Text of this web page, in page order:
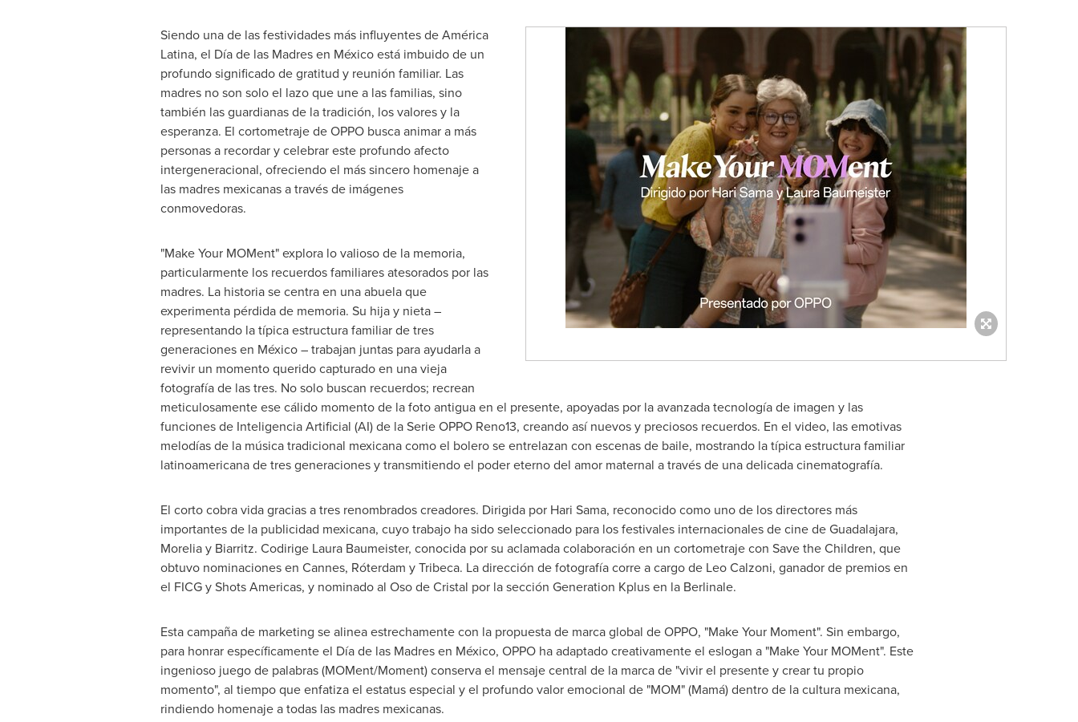
Siendo una de las festividades más influyentes de América
Latina, el Día de las Madres en México está imbuido de un
profundo significado de gratitud y reunión familiar. Las
madres no son solo el lazo que une a las familias, sino
también las guardianas de la tradición, los valores y la
esperanza. El cortometraje de OPPO busca animar a más
personas a recordar y celebrar este profundo afecto
intergeneracional, ofreciendo el más sincero homenaje a
las madres mexicanas a través de imágenes
conmovedoras.
"Make Your MOMent" explora lo valioso de la memoria,
particularmente los recuerdos familiares atesorados por las
madres. La historia se centra en una abuela que
experimenta pérdida de memoria. Su hija y nieta –
representando la típica estructura familiar de tres
generaciones en México – trabajan juntas para ayudarla a
revivir un momento querido capturado en una vieja
fotografía de las tres. No solo buscan recuerdos; recrean
meticulosamente ese cálido momento de la foto antigua en el presente, apoyadas por la avanzada tecnología de imagen y las
funciones de Inteligencia Artificial (AI) de la Serie OPPO Reno13, creando así nuevos y preciosos recuerdos. En el video, las emotivas
melodías de la música tradicional mexicana como el bolero se entrelazan con escenas de baile, mostrando la típica estructura familiar
latinoamericana de tres generaciones y transmitiendo el poder eterno del amor maternal a través de una delicada cinematografía.
El corto cobra vida gracias a tres renombrados creadores. Dirigida por Hari Sama, reconocido como uno de los directores más
importantes de la publicidad mexicana, cuyo trabajo ha sido seleccionado para los festivales internacionales de cine deGuadalajara,
Moreliay Biarritz. Codirige Laura Baumeister, conocida por su aclamada colaboración en un cortometraje con Save the Children, que
obtuvo nominaciones en Cannes, Róterdam y Tribeca. La dirección de fotografía corre a cargo de Leo Calzoni, ganador de premios en
el FICG y Shots Americas, y nominado al Oso de Cristal por la sección Generation Kplus en la Berlinale.
Esta campaña de marketing se alinea estrechamente con la propuesta de marca global de OPPO, "Make Your Moment". Sin embargo,
para honrar específicamente el Día de las Madres en México, OPPO ha adaptado creativamente el eslogan a "Make Your MOMent". Este
ingenioso juego de palabras (MOMent/Moment) conserva el mensaje central de la marca de "vivir el presente y crear tu propio
momento", al tiempo que enfatiza el estatus especial y el profundo valor emocional de "MOM" (Mamá) dentro de la cultura mexicana,
rindiendo homenaje a todas las madres mexicanas.